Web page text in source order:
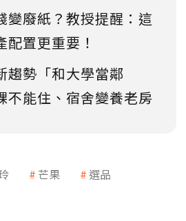
變廢紙？教授提醒：這
配置更重要！
趨勢「和大學當鄰
不能住、宿舍變養老房
芒果
選品